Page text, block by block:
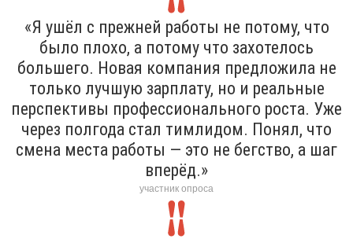
«Я ушёл с прежней работы не потому, что
было плохо, а потому что захотелось
большего. Новая компания предложила не
только лучшую зарплату, но и реальные
перспективы профессионального роста. Уже
через полгода стал тимлидом. Понял, что
смена места работы — это не бегство, а шаг
вперёд.»
участник опроса